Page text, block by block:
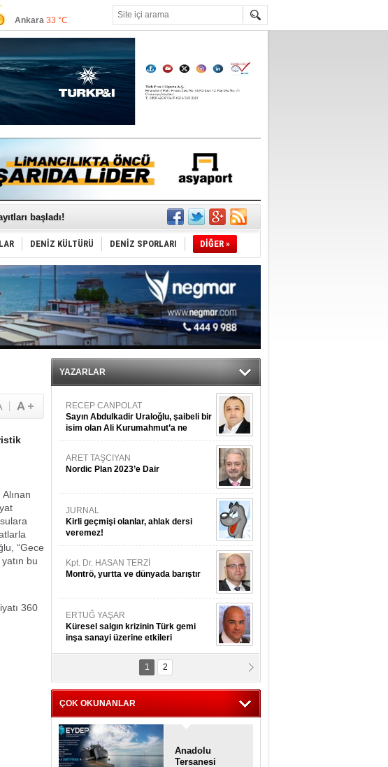
Ankara 33 °C
Antalya31 °C
Muğla 32 °C
Çanakkale 34 °C
başladı!
sonuçlandı
durdurdu
tartıştı
çıktı
kazandı
ada!
alan ilk tersane oldu
ev sahipliği yapacak
yeni tanker daha ekliyor
DENİZ KÜLTÜRÜ DENİZ SPORLARI DİĞER »
“Gece
bu
360
YAZARLAR
RECEP CANPOLAT
Sayın Abdulkadir Uraloğlu, şaibeli bir
isim olan Ali Kurumahmut’a ne
danışıyorsunuz?
ARET TAŞCIYAN
Nordic Plan 2023’e Dair
JURNAL
Kirli geçmişi olanlar, ahlak dersi
veremez!
Kpt. Dr. HASAN TERZİ
Montrö, yurtta ve dünyada barıştır
ERTUĞ YAŞAR
Küresel salgın krizinin Türk gemi
inşa sanayi üzerine etkileri
Kpt. MESUT AZMİ GÖKSOY
ithafen...
1 2
ÇOK OKUNANLAR
Anadolu
Tersanesi